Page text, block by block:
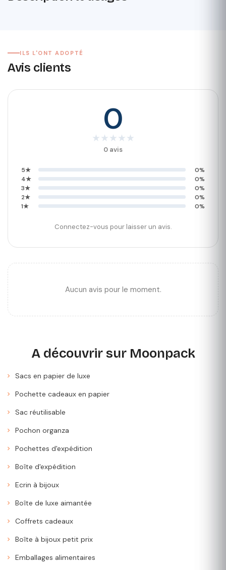
ILS L'ONT ADOPTÉ
Avis clients
0
★ ★ ★ ★ ★
0 avis
5★
0%
4★
0%
3★
0%
2★
0%
1★
0%
Connectez-vous pour laisser un avis.
Aucun avis pour le moment.
A découvrir sur Moonpack
Sacs en papier de luxe
Pochette cadeaux en papier
Sac réutilisable
Pochon organza
Pochettes d'expédition
Boîte d'expédition
Ecrin à bijoux
Boîte de luxe aimantée
Coffrets cadeaux
Boîte à bijoux petit prix
Emballages alimentaires